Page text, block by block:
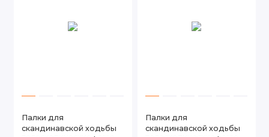
Палки для
скандинавской ходьбы
Палки для
скандинавской ходьбы